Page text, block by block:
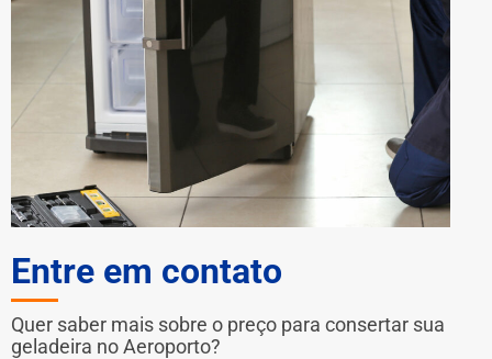
Entre em contato
Quer saber mais sobre o preço para consertar sua
geladeira no Aeroporto?